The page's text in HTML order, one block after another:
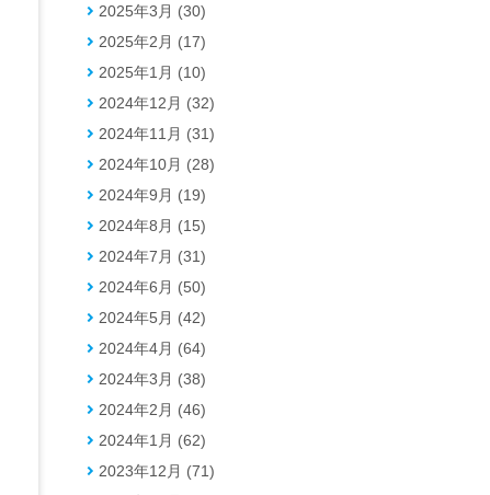
2025年3月 (30)
2025年2月 (17)
2025年1月 (10)
2024年12月 (32)
2024年11月 (31)
2024年10月 (28)
2024年9月 (19)
2024年8月 (15)
2024年7月 (31)
2024年6月 (50)
2024年5月 (42)
2024年4月 (64)
2024年3月 (38)
2024年2月 (46)
2024年1月 (62)
2023年12月 (71)